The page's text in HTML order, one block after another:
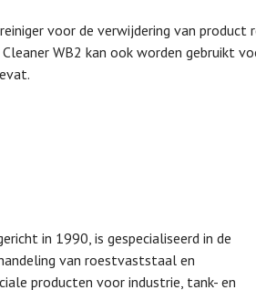
voor de verwijdering van
WB2 kan ook worden gebruikt
in 1990, is gespecialiseerd in de
van roestvaststaal en
producten voor industrie, tank- en